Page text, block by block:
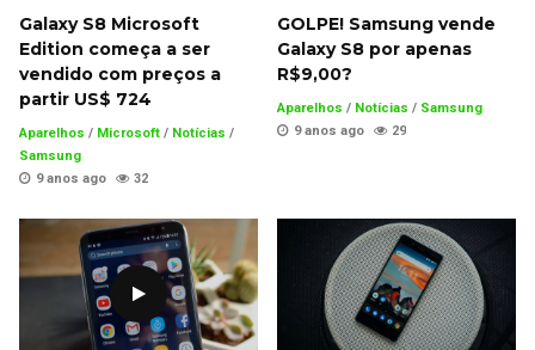
Galaxy S8 Microsoft
Edition começa a ser
vendido com preços a
partir US$ 724
Aparelhos / Microsoft / Notícias /
Samsung
9 anos ago
32
GOLPE! Samsung vende
Galaxy S8 por apenas
R$9,00?
Aparelhos / Notícias / Samsung
9 anos ago
29